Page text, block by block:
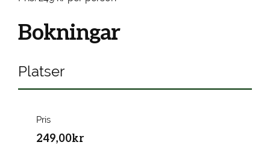
Bokningar
Platser
Pris
249,00kr